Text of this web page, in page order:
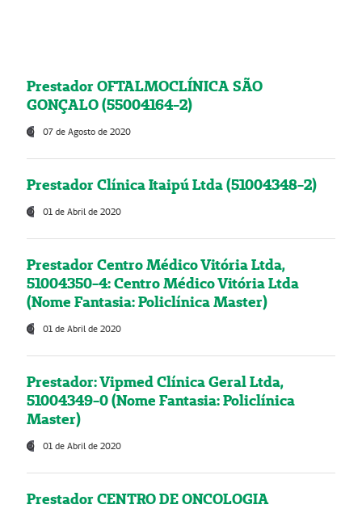
Prestador OFTALMOCLÍNICA SÃO
GONÇALO (55004164-2)
07 de Agosto de 2020
Prestador Clínica Itaipú Ltda (51004348-2)
01 de Abril de 2020
Prestador Centro Médico Vitória Ltda,
51004350-4: Centro Médico Vitória Ltda
(Nome Fantasia: Policlínica Master)
01 de Abril de 2020
Prestador: Vipmed Clínica Geral Ltda,
51004349-0 (Nome Fantasia: Policlínica
Master)
01 de Abril de 2020
Prestador CENTRO DE ONCOLOGIA